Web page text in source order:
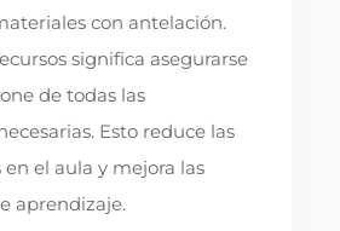
con antelación.
significa asegurarse
de todas las
Esto reduce las
el aula y mejora las
aprendizaje.